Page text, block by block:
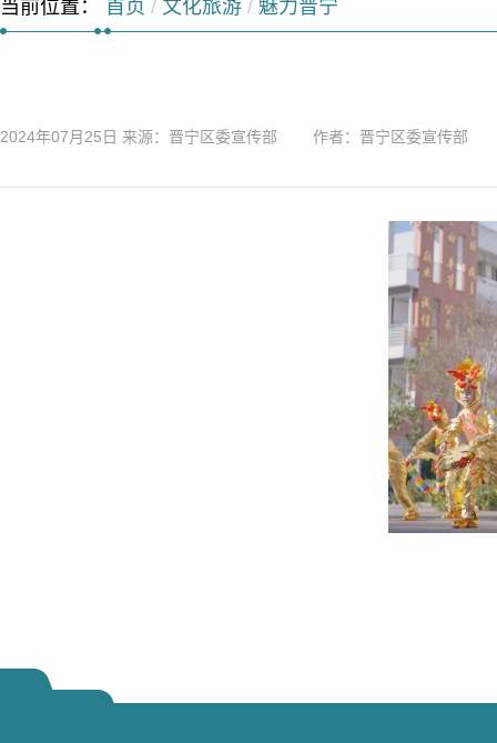
当前位置： 首页 / 文化旅游 / 魅力晋宁
2024年07月25日 来源：晋宁区委宣传部 作者：晋宁区委宣传部